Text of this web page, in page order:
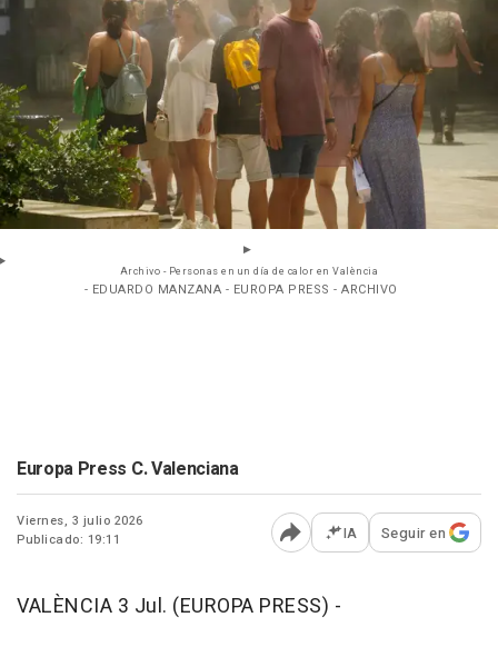
Archivo - Personas en un día de calor en València
- EDUARDO MANZANA - EUROPA PRESS - ARCHIVO
Europa Press C. Valenciana
Viernes, 3 julio 2026
Publicado: 19:11
Abrir opciones para
IA Seguir en
VALÈNCIA 3 Jul. (EUROPA PRESS) -